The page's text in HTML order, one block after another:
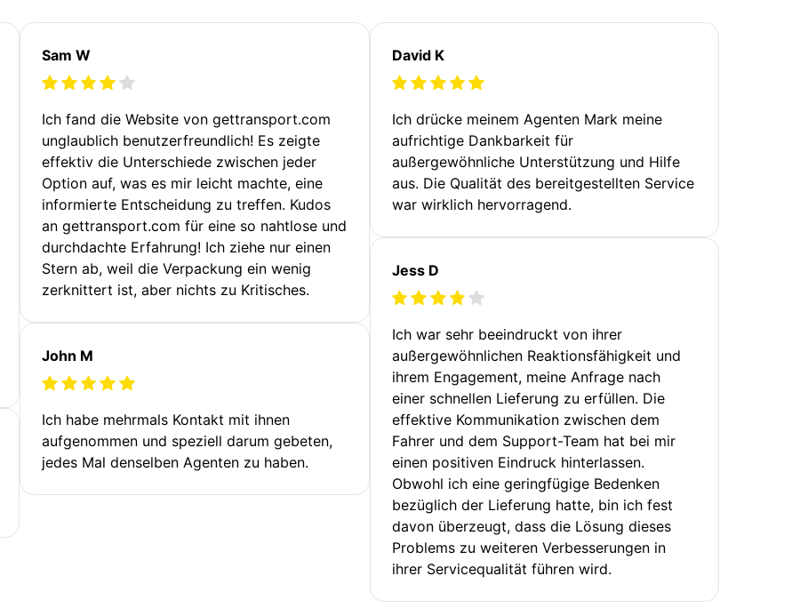
Sam W
Ich fand die Website von gettransport.com
unglaublich benutzerfreundlich! Es zeigte
effektiv die Unterschiede zwischen jeder
Option auf, was es mir leicht machte, eine
informierte Entscheidung zu treffen. Kudos
an gettransport.com für eine so nahtlose und
durchdachte Erfahrung! Ich ziehe nur einen
Stern ab, weil die Verpackung ein wenig
zerknittert ist, aber nichts zu Kritisches.
John M
Ich habe mehrmals Kontakt mit ihnen
aufgenommen und speziell darum gebeten,
jedes Mal denselben Agenten zu haben.
David K
Ich drücke meinem Agenten Mark meine
aufrichtige Dankbarkeit für
außergewöhnliche Unterstützung und Hilfe
aus. Die Qualität des bereitgestellten Service
war wirklich hervorragend.
Jess D
Ich war sehr beeindruckt von ihrer
außergewöhnlichen Reaktionsfähigkeit und
ihrem Engagement, meine Anfrage nach
einer schnellen Lieferung zu erfüllen. Die
effektive Kommunikation zwischen dem
Fahrer und dem Support-Team hat bei mir
einen positiven Eindruck hinterlassen.
Obwohl ich eine geringfügige Bedenken
bezüglich der Lieferung hatte, bin ich fest
davon überzeugt, dass die Lösung dieses
Problems zu weiteren Verbesserungen in
ihrer Servicequalität führen wird.